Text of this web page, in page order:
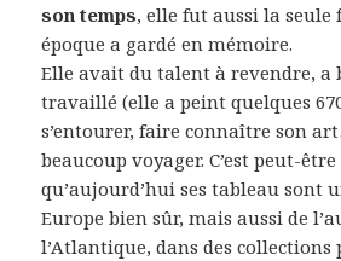
son temps, elle fut aussi la seule
époque a gardé en mémoire.
Elle avait du talent à revendre, a
travaillé (elle a peint quelques
s’entourer, faire connaître son
beaucoup voyager. C’est peut-
qu’aujourd’hui ses tableau sont
Europe bien sûr, mais aussi de
l’Atlantique, dans des collections